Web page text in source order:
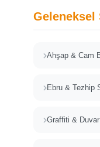
Geleneksel
Ahşap & Cam
Ebru & Tezhip
Graffiti &